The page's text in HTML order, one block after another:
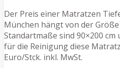
Der Preis einer Matratzen
München hängt von der
Standartmaße sind 90×200 cm
für die Reinigung diese
Euro/Stck. inkl. MwSt.